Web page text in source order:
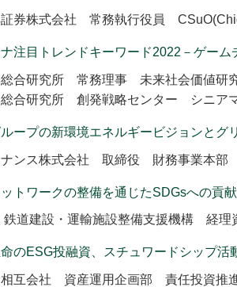
証券株式会社 常務執行役員
注目トレンドキーワード2022－ゲーム
総合研究所 常務理事 未来社会価値
総合研究所 創発戦略センター シニ
ープの新環境エネルギービジョンとグ
ナンス株式会社 取締役 財務事業本
トワークの整備を通じたSDGsへの貢献
鉄道建設・運輸施設整備支援機構 経
のESG投融資、スチュワードシップ活
相互会社 資産運用企画部 責任投資